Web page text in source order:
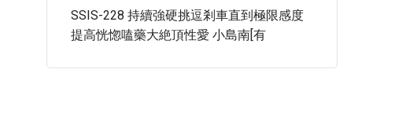
SSIS-228 持續強硬挑逗剎車直到極限感度
提高恍惚嗑藥大絶頂性愛 小島南[有